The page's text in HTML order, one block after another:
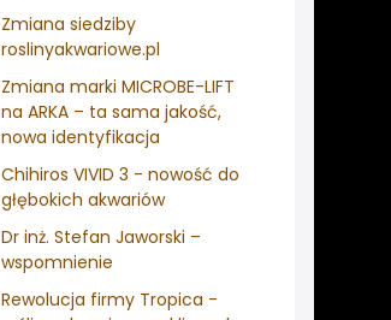
Zmiana siedziby
roslinyakwariowe.pl
Zmiana marki MICROBE-LIFT
na ARKA – ta sama jakość,
nowa identyfikacja
Chihiros VIVID 3 - nowość do
głębokich akwariów
Dr inż. Stefan Jaworski –
wspomnienie
Rewolucja firmy Tropica -